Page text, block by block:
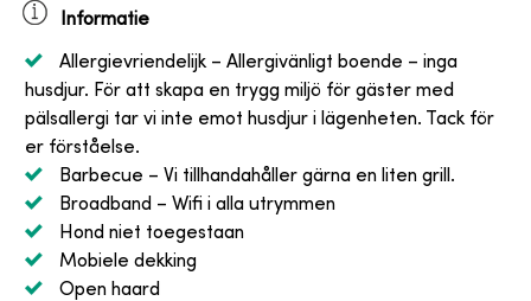
Informatie
Allergievriendelijk– Allergivänligt boende – inga
husdjur. För att skapa en trygg miljö för gäster med
pälsallergi tar vi inte emot husdjur i lägenheten. Tack för
er förståelse.
Barbecue – Vi tillhandahåller gärna en liten grill.
Broadband – Wifi i alla utrymmen
Hond niet toegestaan
Mobiele dekking
Open haard